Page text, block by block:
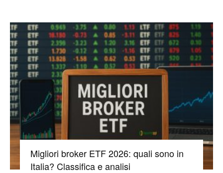
Migliori broker ETF 2026: quali sono in
Italia? Classifica e analisi